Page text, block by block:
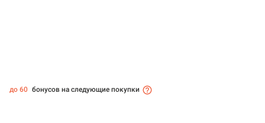
до 60 бонусов на следующие покупки